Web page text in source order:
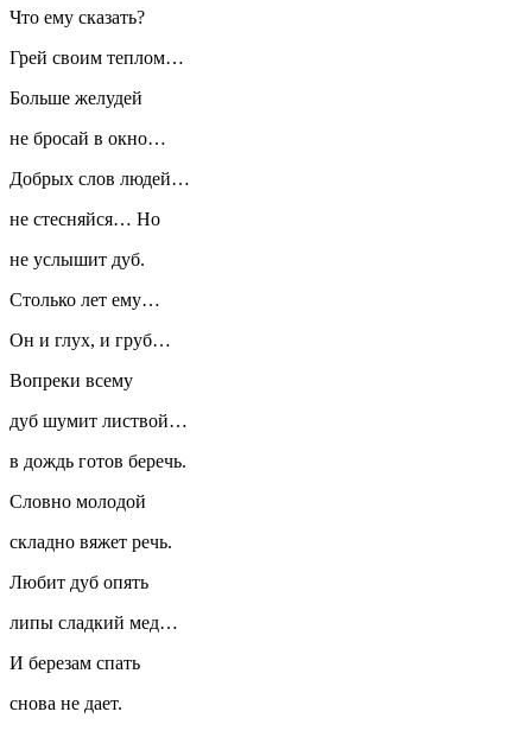
Что ему сказать?
Грей своим теплом…
Больше желудей
не бросай в окно…
Добрых слов людей…
не стесняйся… Но
не услышит дуб.
Столько лет ему…
Он и глух, и груб…
Вопреки всему
дуб шумит листвой…
в дождь готов беречь.
Словно молодой
складно вяжет речь.
Любит дуб опять
липы сладкий мед…
И березам спать
снова не дает.